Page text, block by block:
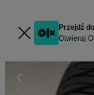
Przejdź
Otwieraj